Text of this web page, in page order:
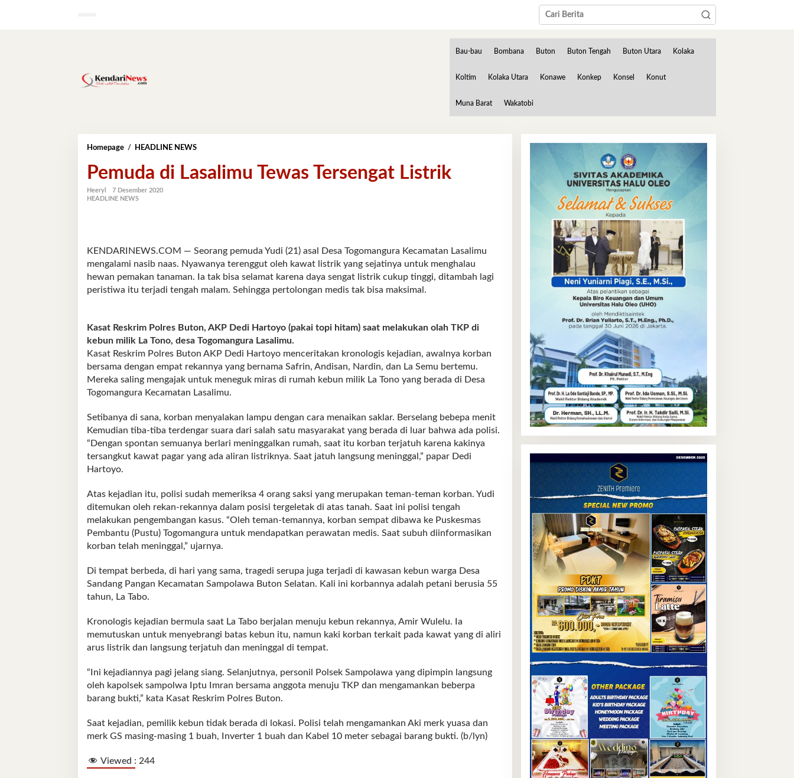
Bau-bau Bombana Buton Buton Tengah Buton Utara Kolaka
Koltim Kolaka Utara Konawe Konkep Konsel Konut
Muna Barat Wakatobi
Homepage / HEADLINE NEWSPemuda
Lasalimu
Tewas
Pemuda di Lasalimu Tewas Tersengat Listrik
Heeryl
7 Desember 2020
HEADLINE NEWS
KENDARINEWS.COM — Seorang pemuda Yudi (21) asal Desa Togomangura Kecamatan Lasalimu
mengalami nasib naas. Nyawanya terenggut oleh kawat listrik yang sejatinya untuk menghalau
hewan pemakan tanaman. Ia tak bisa selamat karena daya sengat listrik cukup tinggi, ditambah lagi
peristiwa itu terjadi tengah malam. Sehingga pertolongan medis tak bisa maksimal.
Kasat Reskrim Polres Buton, AKP Dedi Hartoyo (pakai topi hitam) saat melakukan olah TKP di
kebun milik La Tono, desa Togomangura Lasalimu.
Kasat Reskrim Polres Buton AKP Dedi Hartoyo menceritakan kronologis kejadian, awalnya korban
bersama dengan empat rekannya yang bernama Safrin, Andisan, Nardin, dan La Semu bertemu.
Mereka saling mengajak untuk meneguk miras di rumah kebun milik La Tono yang berada di Desa
Togomangura Kecamatan Lasalimu.
Setibanya di sana, korban menyalakan lampu dengan cara menaikan saklar. Berselang bebepa menit
Kemudian tiba-tiba terdengar suara dari salah satu masyarakat yang berada di luar bahwa ada polisi.
“Dengan spontan semuanya berlari meninggalkan rumah, saat itu korban terjatuh karena kakinya
tersangkut kawat pagar yang ada aliran listriknya. Saat jatuh langsung meninggal,” papar Dedi
Hartoyo.
Atas kejadian itu, polisi sudah memeriksa 4 orang saksi yang merupakan teman-teman korban. Yudi
ditemukan oleh rekan-rekannya dalam posisi tergeletak di atas tanah. Saat ini polisi tengah
melakukan pengembangan kasus. “Oleh teman-temannya, korban sempat dibawa ke Puskesmas
Pembantu (Pustu) Togomangura untuk mendapatkan perawatan medis. Saat subuh diinformasikan
korban telah meninggal,” ujarnya.
Di tempat berbeda, di hari yang sama, tragedi serupa juga terjadi di kawasan kebun warga Desa
Sandang Pangan Kecamatan Sampolawa Buton Selatan. Kali ini korbannya adalah petani berusia 55
tahun, La Tabo.
Kronologis kejadian bermula saat La Tabo berjalan menuju kebun rekannya, Amir Wulelu. Ia
memutuskan untuk menyebrangi batas kebun itu, namun kaki korban terkait pada kawat yang di aliri
arus listrik dan langsung terjatuh dan meninggal di tempat.
“Ini kejadiannya pagi jelang siang. Selanjutnya, personil Polsek Sampolawa yang dipimpin langsung
oleh kapolsek sampolwa Iptu Imran bersama anggota menuju TKP dan mengamankan beberpa
barang bukti,” kata Kasat Reskrim Polres Buton.
Saat kejadian, pemilik kebun tidak berada di lokasi. Polisi telah mengamankan Aki merk yuasa dan
merk GS masing-masing 1 buah, Inverter 1 buah dan Kabel 10 meter sebagai barang bukti. (b/lyn)
Viewed : 244